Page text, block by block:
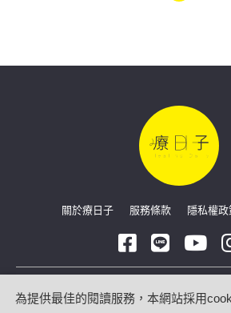
關於療日子 服務條款 隱私權政
Copyright © 2026 療日子
為提供最佳的閱讀服務，本網站採用